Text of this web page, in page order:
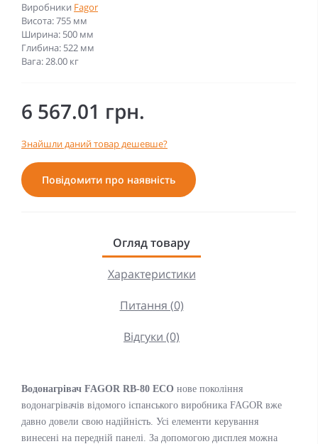
Виробники Fagor
Висота: 755 мм
Ширина: 500 мм
Глибина: 522 мм
Вага: 28.00 кг
6 567.01 грн.
Знайшли даний товар дешевше?
Повідомити про наявність
Огляд товару
Характеристики
Питання (0)
Відгуки (0)
Водонагрівач FAGOR RВ-80 ECO нове покоління
водонагрівачів відомого іспанського виробника FAGOR вже
давно довели свою надійність. Усі елементи керування
винесені на передній панелі. За допомогою дисплея можна